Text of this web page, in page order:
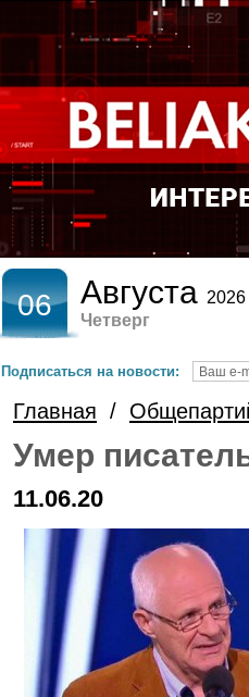
Подписаться на новости:
06 Августа 2026
Четверг
Главная /
Умер
11.06.20